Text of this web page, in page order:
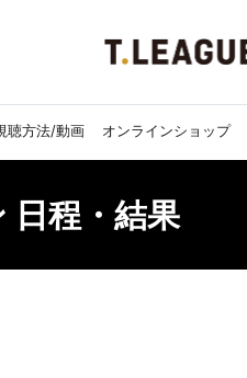
聴方法/動画 オンラインショップ
程・結果